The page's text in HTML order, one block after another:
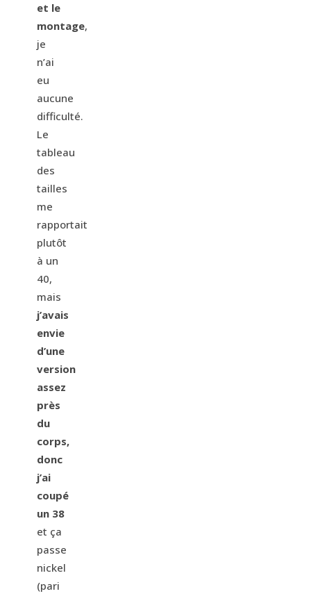
et le
montage,
je
n’ai
eu
aucune
difficulté.
Le
tableau
des
tailles
me
rapportait
plutôt
à un
40,
mais
j’avais
envie
d’une
version
assez
près
du
corps,
donc
j’ai
coupé
un 38
et ça
passe
nickel
(pari